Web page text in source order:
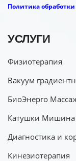
Политика
УСЛУГИ
Физиотерапия
Вакуум
БиоЭнерго
Катушки Мишина
Диагностика и
Кинезиотерапия